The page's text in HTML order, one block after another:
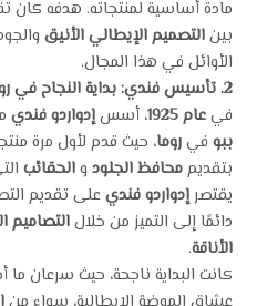
مادة أساسية لمنتجاته. هدفه كان
بينالتصميم الإيطالي الأنيق
الأوائل في هذا المجال.
2. تأسيس فندي: بداية النجاح في
فيعام 1925 ، أسسإدواردو فندي
ببو فيروما، حيث قدم لأول مرة
بتقديممحافظ الجلودوالحقائب
يقتصرإدواردو فنديعلى تقديم
دائمًا إلى التميز من خلالالتصاميم
الأناقة.
كانت البداية ناجحة، حيث سرعان